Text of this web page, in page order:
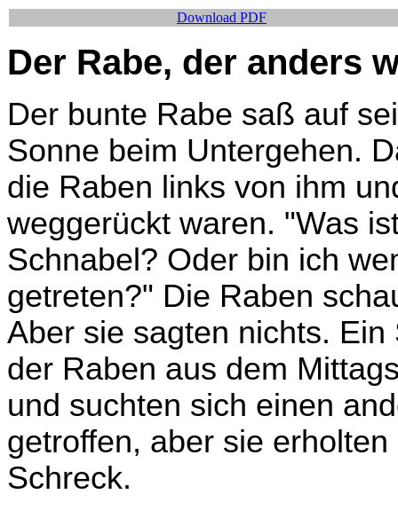
Download PDF
Der Rabe, der anders
Der bunte Rabe saß auf
Sonne beim Untergehen.
die Raben links von ihm
weggerückt waren. "Was
Schnabel? Oder bin ich
getreten?" Die Raben
Aber sie sagten nichts.
der Raben aus dem
und suchten sich einen
getroffen, aber sie
Schreck.